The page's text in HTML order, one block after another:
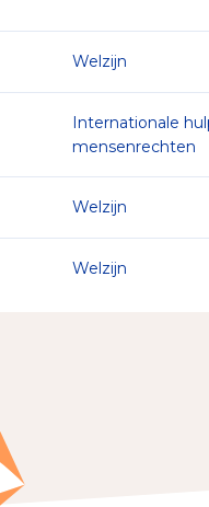
Welzijn
Internationale
mensenrechten
Welzijn
Welzijn